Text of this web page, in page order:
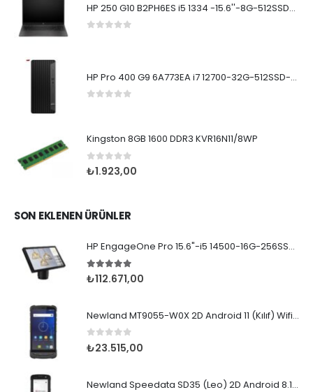
HP 250 G10 B2PH6ES i5 1334 -15.6''-8G-512SSD-Dos
HP Pro 400 G9 6A773EA i7 12700-32G-512SSD-W11Pro
Kingston 8GB 1600 DDR3 KVR16N11/8WP
0 5 üzerinden
₺1.923,00
SON EKLENEN ÜRÜNLER
HP EngageOne Pro 15.6"-i5 14500-16G-256SSD-OST W11
5.00 5 üzerinden
₺112.671,00
Newland MT9055-W0X 2D Android 11 (Kılıf) Wifi BT
0 5 üzerinden
₺23.515,00
Newland Speedata SD35 (Leo) 2D Android 8.1 Wifi BT